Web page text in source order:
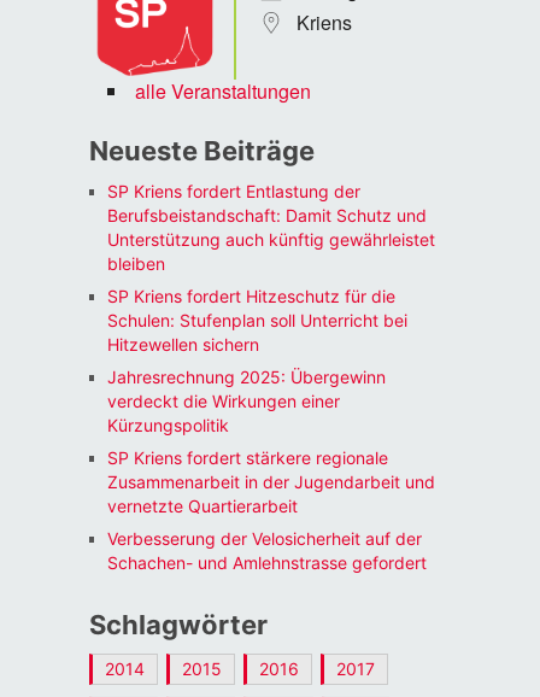
Kriens
alle Veranstaltungen
Neueste Beiträge
SP Kriens fordert Entlastung der
Berufsbeistandschaft: Damit Schutz und
Unterstützung auch künftig gewährleistet
bleiben
SP Kriens fordert Hitzeschutz für die
Schulen: Stufenplan soll Unterricht bei
Hitzewellen sichern
Jahresrechnung 2025: Übergewinn
verdeckt die Wirkungen einer
Kürzungspolitik
SP Kriens fordert stärkere regionale
Zusammenarbeit in der Jugendarbeit und
vernetzte Quartierarbeit
Verbesserung der Velosicherheit auf der
Schachen- und Amlehnstrasse gefordert
Schlagwörter
2014 2015 2016 2017